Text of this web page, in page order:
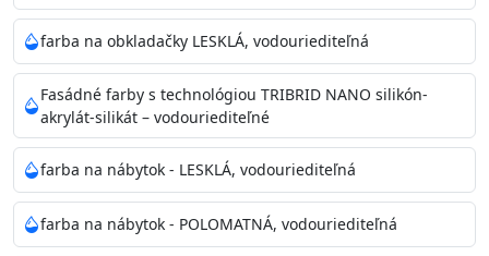
farba na obkladačky LESKLÁ, vodouriediteľná
Fasádné farby s technológiou TRIBRID NANO silikón-
akrylát-silikát – vodouriediteľné
farba na nábytok - LESKLÁ, vodouriediteľná
farba na nábytok - POLOMATNÁ, vodouriediteľná